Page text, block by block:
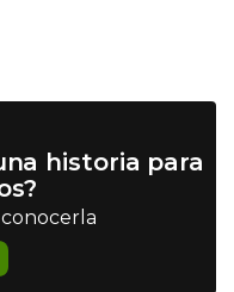
historia para